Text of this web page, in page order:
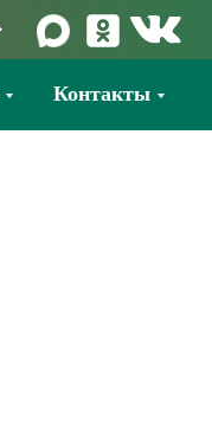
Контакты